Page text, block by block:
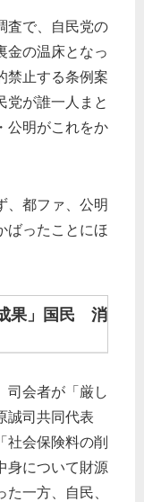
査で、自民党の
金の温床となっ
禁止する条例案
党が誰一人まと
公明がこれをか
、都ファ、公明
ばったことにほ
果」国民 消
司会者が「厳し
誠司共同代表
社会保険料の削
身について財源
一方、自民、